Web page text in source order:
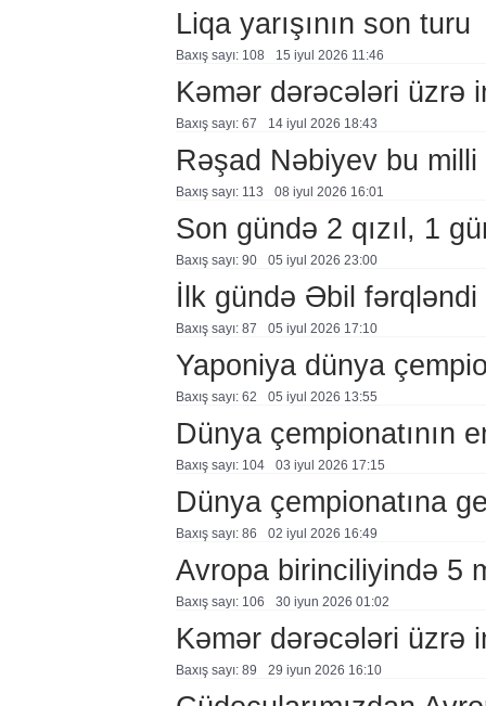
Liqa yarışının son turu
Baxış sayı: 108 15 i̇yul 2026 11:46
Kəmər dərəcələri üzrə
Baxış sayı: 67 14 i̇yul 2026 18:43
Rəşad Nəbiyev bu
Baxış sayı: 113 08 i̇yul 2026 16:01
Son gündə 2 qızıl, 1
Baxış sayı: 90 05 i̇yul 2026 23:00
İlk gündə Əbil fərqləndi
Baxış sayı: 87 05 i̇yul 2026 17:10
Yaponiya dünya
Baxış sayı: 62 05 i̇yul 2026 13:55
Dünya çempionatının
Baxış sayı: 104 03 i̇yul 2026 17:15
Dünya çempionatına
Baxış sayı: 86 02 i̇yul 2026 16:49
Avropa birinciliyində 5
Baxış sayı: 106 30 i̇yun 2026 01:02
Kəmər dərəcələri üzrə
Baxış sayı: 89 29 i̇yun 2026 16:10